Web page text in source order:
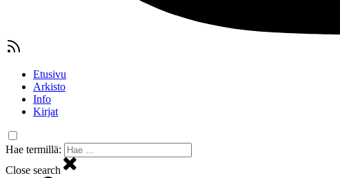
Etusivu
Arkisto
Info
Kirjat
Hae termillä:
Close search